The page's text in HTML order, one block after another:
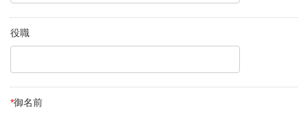
役職
*御名前